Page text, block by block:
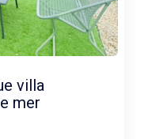
villa
mer